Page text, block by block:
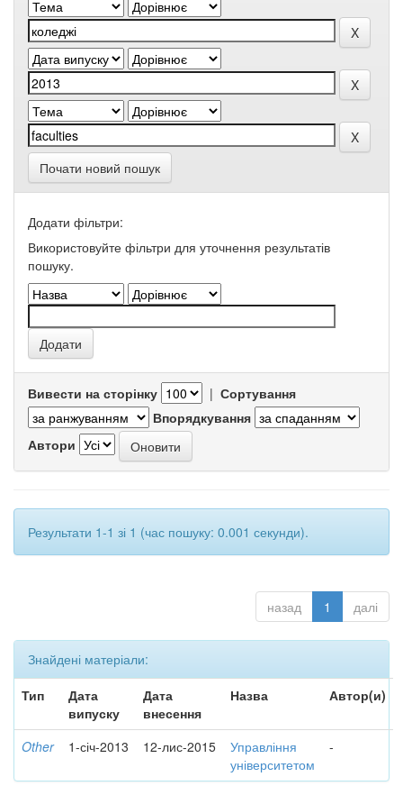
Почати новий пошук
Додати фільтри:
Використовуйте фільтри для уточнення результатів
пошуку.
Вивести на сторінку | Сортування
Впорядкування
Автори
Результати 1-1 зі 1 (час пошуку: 0.001 секунди).
назад 1 далі
Знайдені матеріали:
Тип
Дата
випуску
Дата
внесення
Назва Автор(и)
Other 1-січ-2013 12-лис-2015
Управління
університетом
-